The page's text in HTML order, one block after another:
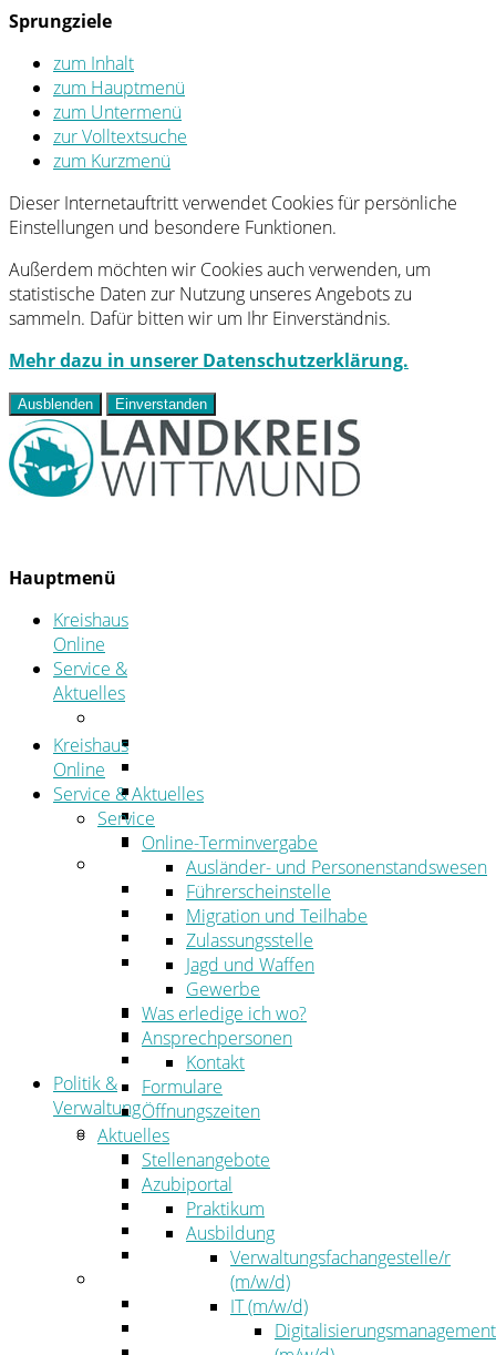
Sprungziele
zum Inhalt
zum Hauptmenü
zum Untermenü
zur Volltextsuche
zum Kurzmenü
Dieser Internetauftritt verwendet Cookies für persönliche
Einstellungen und besondere Funktionen.
Außerdem möchten wir Cookies auch verwenden, um
statistische Daten zur Nutzung unseres Angebots zu
sammeln. Dafür bitten wir um Ihr Einverständnis.
Mehr dazu in unserer Datenschutzerklärung.
Ausblenden Einverstanden
Hauptmenü
Kreishaus
Online
Service &
Aktuelles
Ansprechpersonen
Formulare
Öffnungszeiten
Aktuelles
Stellenangebote
Azubiportal
Pressemitteilungen
Bekanntmachungen & öffentliche
Zustellungen
Kehrbezirksausschreibungen
Amtsblatt
Öffentliche Ausschreibungen
Politik &
Verwaltung
Politik
Kreistag
Kreistagsinformationssystem
Bürgerinformationssystem
Wahlen
Der Landrat
Kreishaus
Online
Service & Aktuelles
Service
Online-Terminvergabe
Ausländer- und Personenstandswesen
Führerscheinstelle
Migration und Teilhabe
Zulassungsstelle
Jagd und Waffen
Gewerbe
Was erledige ich wo?
Ansprechpersonen
Kontakt
Formulare
Öffnungszeiten
Aktuelles
Stellenangebote
Azubiportal
Praktikum
Ausbildung
Verwaltungsfachangestelle/r
(m/w/d)
IT (m/w/d)
Digitalisierungsmanagement